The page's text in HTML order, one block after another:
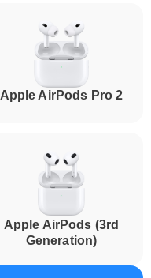
Apple AirPods Pro 2
Apple AirPods (3rd
Generation)